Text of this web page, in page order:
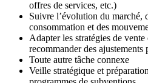
offres de services, etc.)
Suivre l’évolution du marché,
consommation et des
Adapter les stratégies de vente
recommander des
Toute autre tâche connexe
Veille stratégique et